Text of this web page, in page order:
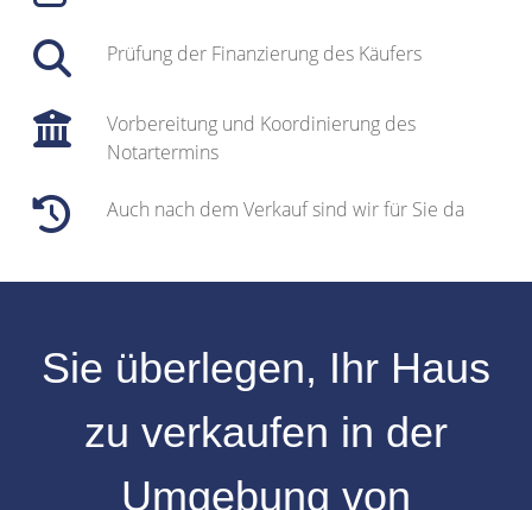
Prüfung der Finanzierung des Käufers
Vorbereitung und Koordinierung des
Notartermins
Auch nach dem Verkauf sind wir für Sie da
Sie überlegen, Ihr Haus
zu verkaufen in der
Umgebung von